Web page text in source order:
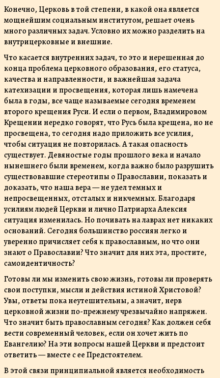
Конечно, Церковь в той степени, в какой она является
мощнейшим социальным институтом, решает очень
много различных задач. Условно их можно разделить на
внутрицерковные и внешние.
Что касается внутренних задач, то это и нерешенная до
конца проблема церковного образования, его статуса,
качества и направленности, и важнейшая задача
катехизации и просвещения, которая лишь намечена
была в годы, все чаще называемые сегодня временем
второго крещения Руси. И если о первом, Владимировом
Крещении нередко говорят, что Русь была крещена, но не
просвещена, то сегодня надо приложить все усилия,
чтобы ситуация не повторилась. А такая опасность
существует. Девяностые годы прошлого века и начало
нынешнего были временем, когда важно было разрушить
существовавшие стереотипы о Православии, показать и
доказать, что наша вера — не удел темных и
непросвещенных, отсталых и никчемных. Благодаря
усилиям людей Церкви и лично Патриарха Алексия
ситуация изменилась. Но почивать на лаврах нет никаких
оснований. Сегодня большинство россиян легко и
уверенно причисляет себя к православным, но что они
знают о Православии? Что значит для них эта, простите,
самоидентичность?
Готовы ли мы изменить свою жизнь, готовы ли проверять
свои поступки, мысли и действия истиной Христовой?
Увы, ответы пока неутешительны, а значит, нерв
церковной жизни по-прежнему чрезвычайно напряжен.
Что значит быть православным сегодня? Как должен себя
вести современный человек, если он хочет жить по
Евангелию? На эти вопросы нашей Церкви и предстоит
ответить — вместе с ее Предстоятелем.
В этой связи принципиальной является необходимость